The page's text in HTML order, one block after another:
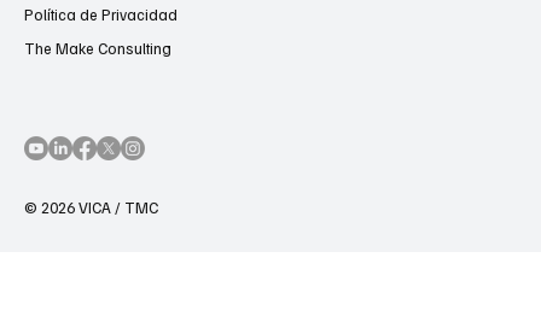
Política de Privacidad
The Make Consulting
© 2026 VICA / TMC